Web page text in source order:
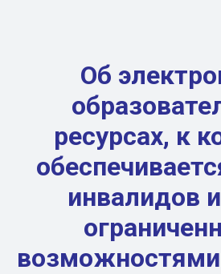
Об
ресурсах, к
инвалидов